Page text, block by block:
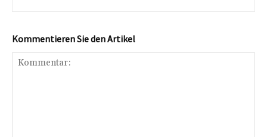
Kommentieren Sie den Artikel